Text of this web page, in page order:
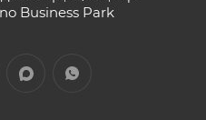
Business Park